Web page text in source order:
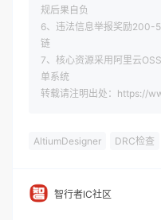
规后果自负
6、违法信息举报奖励200-
链
7、核心资源采用阿里云
单系统
转载请注明出处：https://
AltiumDesigner DRC检查
智行者IC社区